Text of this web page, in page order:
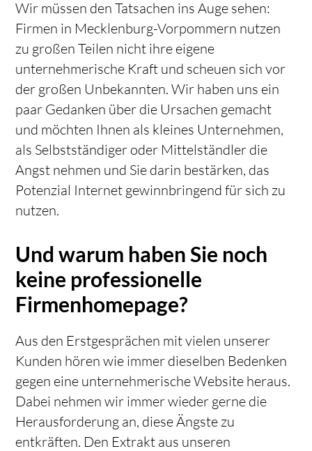
Wir müssen den Tatsachen ins Auge sehen:
Firmen in Mecklenburg-Vorpommern nutzen
zu großen Teilen nicht ihre eigene
unternehmerische Kraft und scheuen sich vor
der großen Unbekannten. Wir haben uns ein
paar Gedanken über die Ursachen gemacht
und möchten Ihnen als kleines Unternehmen,
als Selbstständiger oder Mittelständler die
Angst nehmen und Sie darin bestärken, das
Potenzial Internet gewinnbringend für sich zu
nutzen.
Und warum haben Sie noch
keine professionelle
Firmenhomepage?
Aus den Erstgesprächen mit vielen unserer
Kunden hören wie immer dieselben Bedenken
gegen eine unternehmerische Website heraus.
Dabei nehmen wir immer wieder gerne die
Herausforderung an, diese Ängste zu
entkräften. Den Extrakt aus unseren